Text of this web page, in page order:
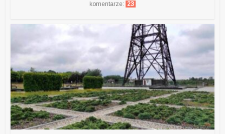
komentarze: 23